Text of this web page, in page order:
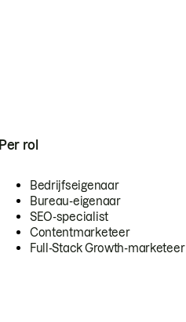
Per rol
Bedrijfseigenaar
Bureau-eigenaar
SEO-specialist
Contentmarketeer
Full-Stack Growth-marketeer